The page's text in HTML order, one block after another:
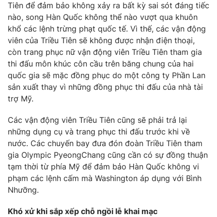
VTV9 VTV8
Liên hệ tòa soạn English
THỜI BÁO VTV
Theo dõi báo trên
Cơ quan chủ quản:Đài Truyền hình Việt Nam
Cơ quan báo chí: Thời báo VTV
Giấy phép hoạt động báo in và báo điện tử số 483/GP-BTTTT
Tổng Biên tập:Vũ Thanh Thủy
Tiên để đảm bảo không xảy ra bất kỳ sai sót đáng tiếc
nào, song Hàn Quốc không thể nào vượt qua khuôn
khổ các lệnh trừng phạt quốc tế. Vì thế, các vận động
viên của Triều Tiên sẽ không được nhận điện thoại,
còn trang phục nữ vận động viên Triều Tiên tham gia
thi đấu môn khúc côn cầu trên băng chung của hai
quốc gia sẽ mặc đồng phục do một công ty Phần Lan
sản xuất thay vì những đồng phục thi đấu của nhà tài
trợ Mỹ.
Các vận động viên Triều Tiên cũng sẽ phải trả lại
những dụng cụ và trang phục thi đấu trước khi về
nước. Các chuyến bay đưa đón đoàn Triều Tiên tham
gia Olympic PyeongChang cũng cần có sự đồng thuận
tạm thời từ phía Mỹ để đảm bảo Hàn Quốc không vi
phạm các lệnh cấm mà Washington áp dụng với Bình
Nhưỡng.
Khó xử khi sắp xếp chỗ ngồi lễ khai mạc